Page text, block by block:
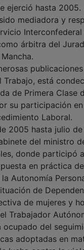
mediadora y
árbitra del
publicaciones
Trabajo, está
de Primera Clase
su participación en
Laboral.
2005 hasta julio de
del ministro
donde participó
en práctica
Autonomía
de
de mujeres y
Trabajador
ocupado del
adoptadas en
lucha contra la